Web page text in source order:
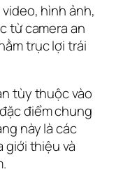
hình ảnh,
từ camera an
trục lợi trái
tùy thuộc vào
điểm chung
này là các
giới thiệu và